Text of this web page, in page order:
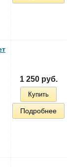
1 250 руб.
Купить
Подробнее